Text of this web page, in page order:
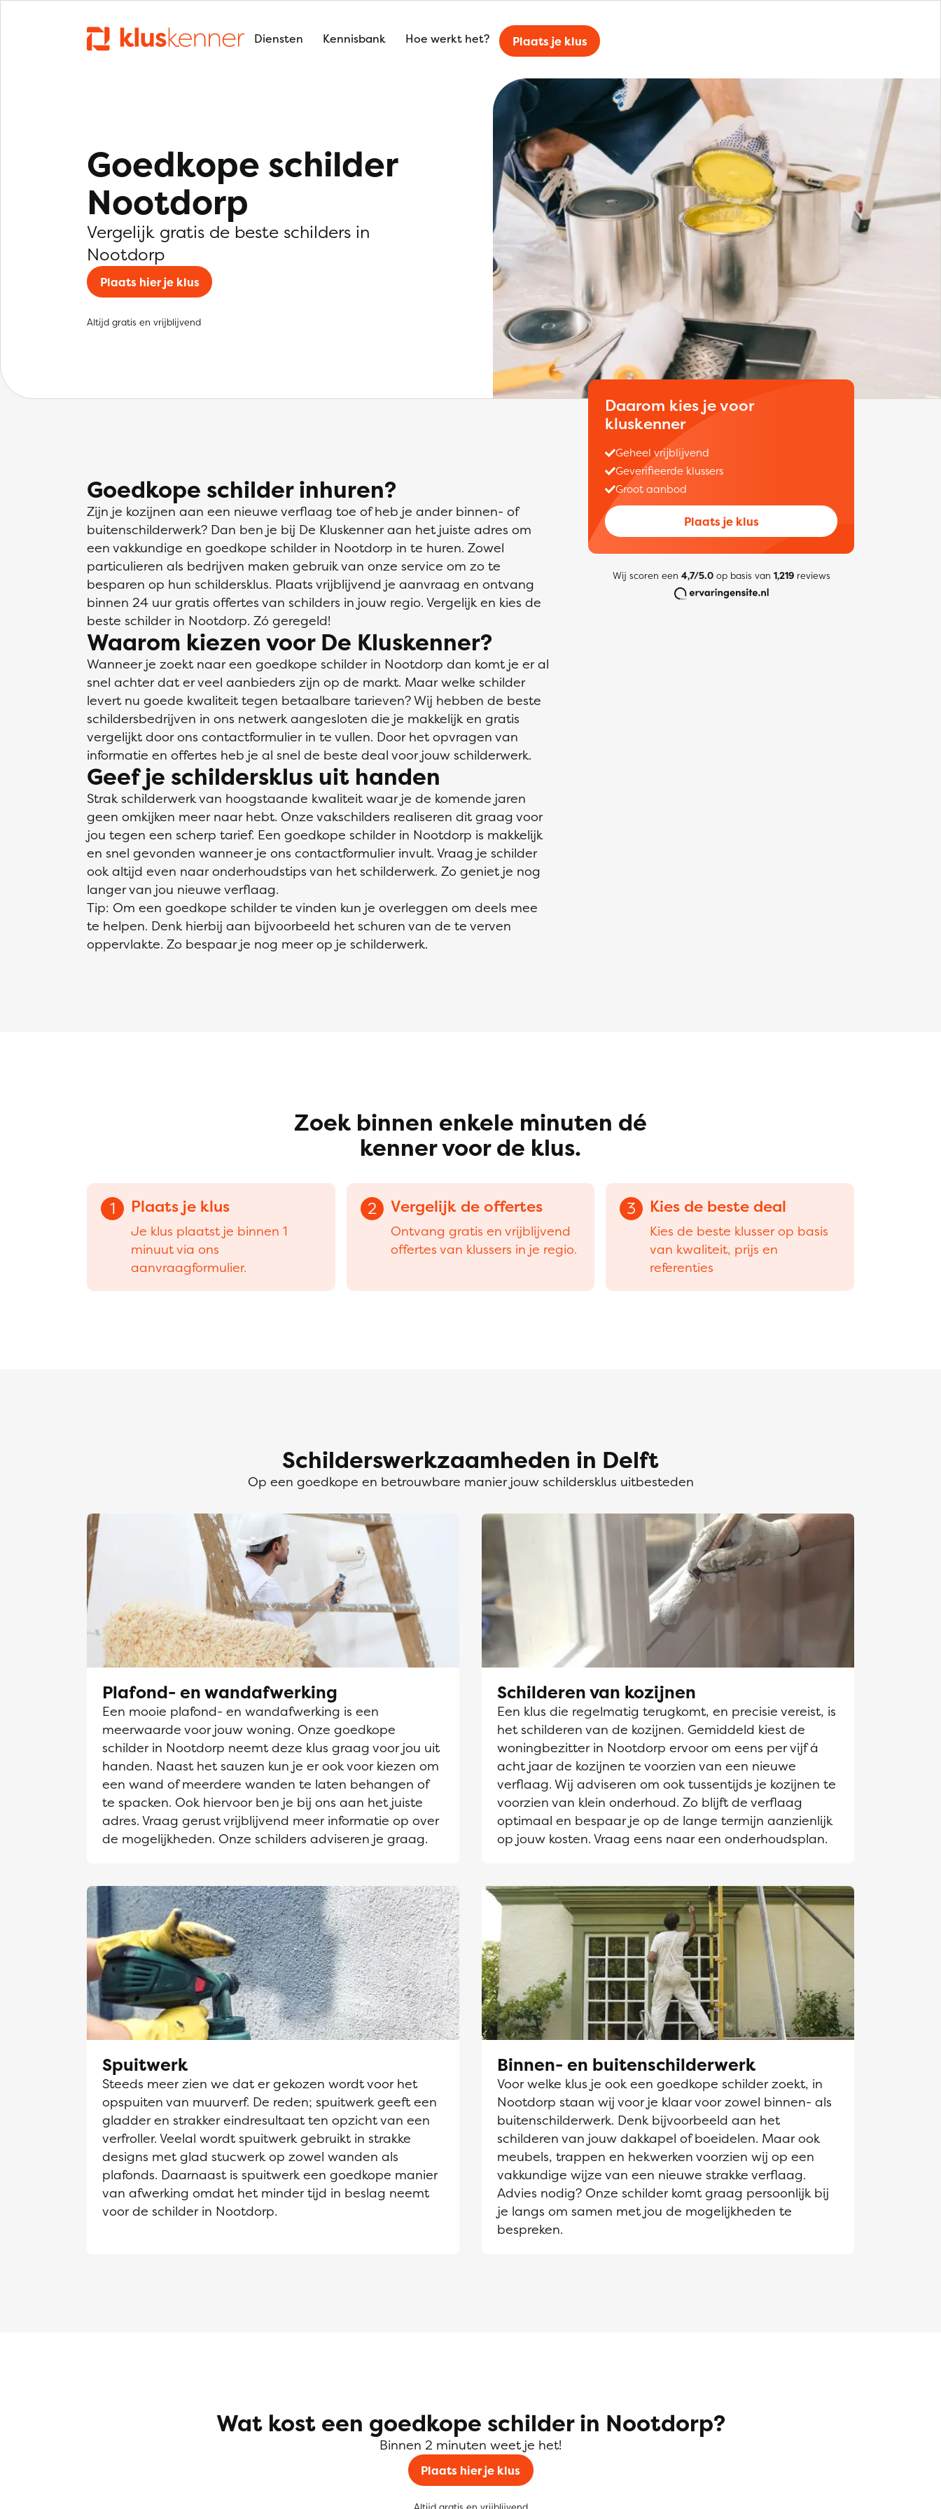
Diensten Kennisbank Hoe werkt het? Plaats je klus
Goedkope schilder
Nootdorp
Vergelijk gratis de beste schilders in
Nootdorp
Plaats hier je klus
Altijd gratis en vrijblijvend
Goedkope schilder inhuren?
Zijn je kozijnen aan een nieuwe verflaag toe of heb je ander binnen- of
buitenschilderwerk? Dan ben je bij De Kluskenner aan het juiste adres om
een vakkundige en goedkope schilder in Nootdorp in te huren. Zowel
particulieren als bedrijven maken gebruik van onze service om zo te
besparen op hun schildersklus. Plaats vrijblijvend je aanvraag en ontvang
binnen 24 uur gratis offertes van schilders in jouw regio. Vergelijk en kies de
beste schilder in Nootdorp. Zó geregeld!
Waarom kiezen voor De Kluskenner?
Wanneer je zoekt naar een goedkope schilder in Nootdorp dan komt je er al
snel achter dat er veel aanbieders zijn op de markt. Maar welke schilder
levert nu goede kwaliteit tegen betaalbare tarieven? Wij hebben de beste
schildersbedrijven in ons netwerk aangesloten die je makkelijk en gratis
vergelijkt door ons contactformulier in te vullen. Door het opvragen van
informatie en offertes heb je al snel de beste deal voor jouw schilderwerk.
Geef je schildersklus uit handen
Strak schilderwerk van hoogstaande kwaliteit waar je de komende jaren
geen omkijken meer naar hebt. Onze vakschilders realiseren dit graag voor
jou tegen een scherp tarief. Een goedkope schilder in Nootdorp is makkelijk
en snel gevonden wanneer je ons contactformulier invult. Vraag je schilder
ook altijd even naar onderhoudstips van het schilderwerk. Zo geniet je nog
langer van jou nieuwe verflaag.
Tip: Om een goedkope schilder te vinden kun je overleggen om deels mee
te helpen. Denk hierbij aan bijvoorbeeld het schuren van de te verven
oppervlakte. Zo bespaar je nog meer op je schilderwerk.
Daarom kies je voor
kluskenner
Geheel vrijblijvend
Geverifieerde klussers
Groot aanbod
Plaats je klus
Wij scoren een 4,7/5.0op basis van 1,219reviews
Zoek binnen enkele minuten dé
kenner voor de klus.
1 Plaats je klus
Je klus plaatst je binnen 1
minuut via ons
aanvraagformulier.
2 Vergelijk de offertes
Ontvang gratis en vrijblijvend
offertes van klussers in je regio.
3 Kies de beste deal
Kies de beste klusser op basis
van kwaliteit, prijs en
referenties
Schilderswerkzaamheden in Delft
Op een goedkope en betrouwbare manier jouw schildersklus uitbesteden
Plafond- en wandafwerking
Een mooie plafond- en wandafwerking is een
meerwaarde voor jouw woning. Onze goedkope
schilder in Nootdorp neemt deze klus graag voor jou uit
handen. Naast het sauzen kun je er ook voor kiezen om
een wand of meerdere wanden te laten behangen of
te spacken. Ook hiervoor ben je bij ons aan het juiste
adres. Vraag gerust vrijblijvend meer informatie op over
de mogelijkheden. Onze schilders adviseren je graag.
Schilderen van kozijnen
Een klus die regelmatig terugkomt, en precisie vereist, is
het schilderen van de kozijnen. Gemiddeld kiest de
woningbezitter in Nootdorp ervoor om eens per vijf á
acht jaar de kozijnen te voorzien van een nieuwe
verflaag. Wij adviseren om ook tussentijds je kozijnen te
voorzien van klein onderhoud. Zo blijft de verflaag
optimaal en bespaar je op de lange termijn aanzienlijk
op jouw kosten. Vraag eens naar een onderhoudsplan.
Spuitwerk
Steeds meer zien we dat er gekozen wordt voor het
opspuiten van muurverf. De reden; spuitwerk geeft een
gladder en strakker eindresultaat ten opzicht van een
verfroller. Veelal wordt spuitwerk gebruikt in strakke
designs met glad stucwerk op zowel wanden als
plafonds. Daarnaast is spuitwerk een goedkope manier
van afwerking omdat het minder tijd in beslag neemt
voor de schilder in Nootdorp.
Binnen- en buitenschilderwerk
Voor welke klus je ook een goedkope schilder zoekt, in
Nootdorp staan wij voor je klaar voor zowel binnen- als
buitenschilderwerk. Denk bijvoorbeeld aan het
schilderen van jouw dakkapel of boeidelen. Maar ook
meubels, trappen en hekwerken voorzien wij op een
vakkundige wijze van een nieuwe strakke verflaag.
Advies nodig? Onze schilder komt graag persoonlijk bij
je langs om samen met jou de mogelijkheden te
bespreken.
Wat kost een goedkope schilder in Nootdorp?
Binnen 2 minuten weet je het!
Plaats hier je klus